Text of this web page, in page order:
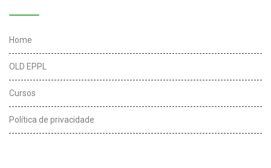
Home
OLD EPPL
Cursos
Política de privacidade